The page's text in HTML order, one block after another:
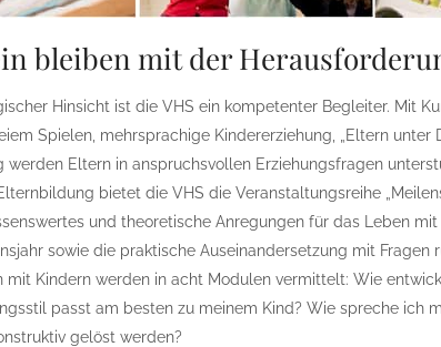
bleiben mit der
Hinsicht ist die VHS ein kompetenter Begleiter. Mit
Spielen, mehrsprachige Kindererziehung, „Eltern unter
werden Eltern in anspruchsvollen Erziehungsfragen
bietet die VHS die Veranstaltungsreihe
und theoretische Anregungen für das Leben
sowie die praktische Auseinandersetzung mit Fragen
mit Kindern werden in acht Modulen vermittelt: Wie
passt am besten zu meinem Kind? Wie spreche ich
gelöst werden?